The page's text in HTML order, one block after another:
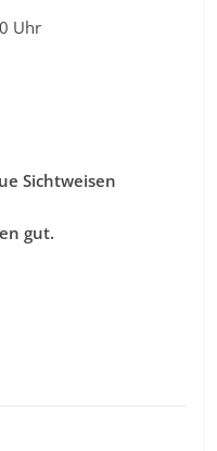
Uhr
Sichtweisen
gut.